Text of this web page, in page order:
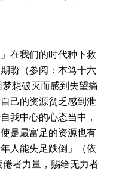
在我们的时代种下救
盼（参阅：本笃十六
想破灭而感到失望痛
己的资源贫乏感到泄
我中心的心态当中，
是最富足的资源也有
人能失足跌倒」（依
者力量，赐给无力者